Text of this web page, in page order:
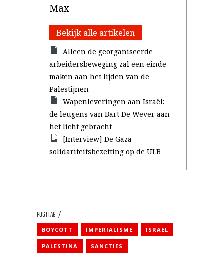
Max
Bekijk alle artikelen
Alleen de georganiseerde
arbeidersbeweging zal een einde
maken aan het lijden van de
Palestijnen
Wapenleveringen aan Israël:
de leugens van Bart De Wever aan
het licht gebracht
[Interview] De Gaza-
solidariteitsbezetting op de ULB
POSTTAG
BOYCOTT IMPERIALISME ISRAEL
PALESTINA SANCTIES